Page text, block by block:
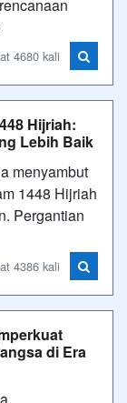
4680 kali
Hijriah:
Lebih Baik
menyambut
1448 Hijriah
Pergantian
4386 kali
di Era